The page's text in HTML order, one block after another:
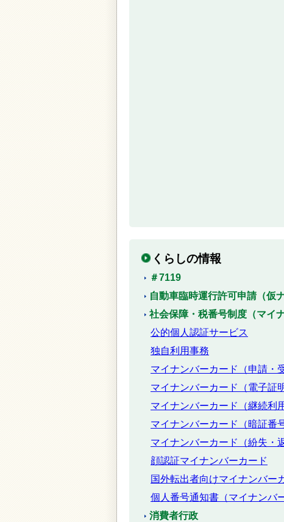
くらしの情報
＃7119
自動車臨時運行許可申請（仮
社会保障・税番号制度（マイ
公的個人認証サービス
独自利用事務
マイナンバーカード（申請・
マイナンバーカード（電子証
マイナンバーカード（継続利
マイナンバーカード（暗証番
マイナンバーカード（紛失・
顔認証マイナンバーカード
国外転出者向けマイナンバー
個人番号通知書（マイナンバー
消費者行政